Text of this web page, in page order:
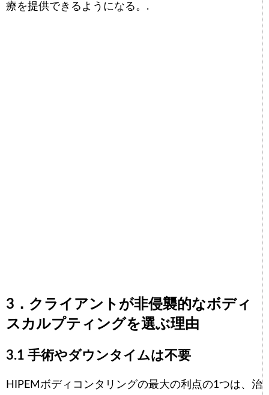
療を提供できるようになる。.
3．クライアントが非侵襲的なボディ
スカルプティングを選ぶ理由
3.1 手術やダウンタイムは不要
HIPEMボディコンタリングの最大の利点の1つは、治